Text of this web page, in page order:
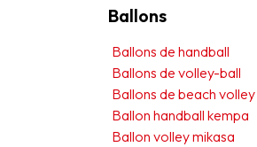
Ballons
Ballons de handball
Ballons de volley-ball
Ballons de beach volley
Ballon handball kempa
Ballon volley mikasa